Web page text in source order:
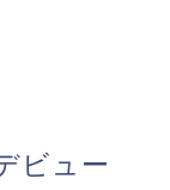
ビュー